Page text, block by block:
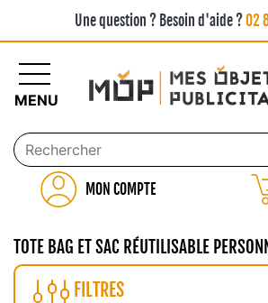
Une question ? Besoin d'aide ?02
MON COMPTE
MENU
TOTE BAG ET SAC RÉUTILISABLE
FILTRES